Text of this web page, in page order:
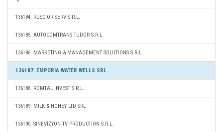
136184. RUSCIOR SERV S.R.L.
136185. AUTOCOMTRANS TUDOR S.R.L.
136186. MARKETING & MANAGEMENT SOLUTIONS S.R.L.
136187. EMPORIA WATER WELLS SRL
136188. ROMTAL INVEST S.R.L.
136189. MILK & HONEY LTD SRL
136190. SINEVIZYON TV PRODUCTION S.R.L.